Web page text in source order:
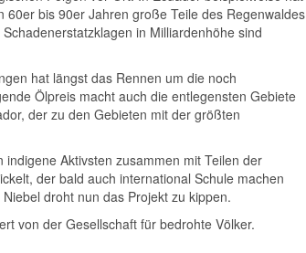
bis 90er Jahren große Teile des Regenwaldes
in Milliardenhöhe sind
hat längst das Rennen um die noch
Ölpreis macht auch die entlegensten Gebiete
der zu den Gebieten mit der größten
Aktivsten zusammen mit Teilen der
der bald auch international Schule machen
droht nun das Projekt zu kippen.
von der Gesellschaft für bedrohte Völker.